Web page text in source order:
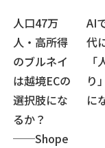
人口47万
人・高所得
のブルネイ
は越境ECの
選択肢にな
るか？
──Shope
AI
代
り
に